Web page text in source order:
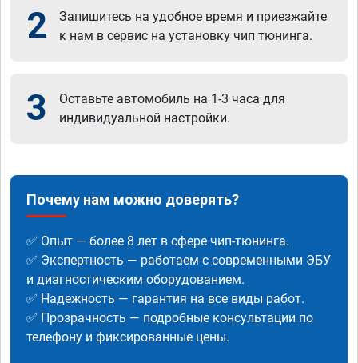
2
Запишитесь на удобное время и приезжайте
к нам в сервис на установку чип тюнинга.
3
Оставьте автомобиль на 1-3 часа для
индивидуальной настройки.
Почему нам можно доверять?
✅ Опыт — более 8 лет в сфере чип-тюнинга.
✅ Экспертность — работаем с современными ЭБУ
и диагностическим оборудованием.
✅ Надежность — гарантия на все виды работ.
✅ Прозрачность — подробные консультации по
телефону и фиксированные цены.